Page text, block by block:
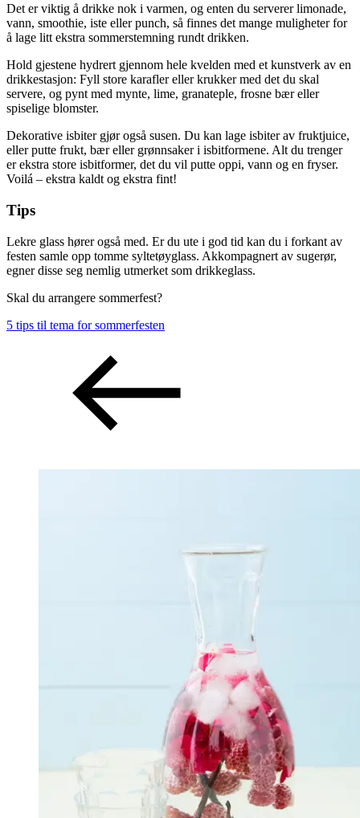
Det er viktig å drikke nok i varmen, og enten du serverer limonade,
vann, smoothie, iste eller punch, så finnes det mange muligheter for
å lage litt ekstra sommerstemning rundt drikken.
Hold gjestene hydrert gjennom hele kvelden med et kunstverk av en
drikkestasjon: Fyll store karafler eller krukker med det du skal
servere, og pynt med mynte, lime, granateple, frosne bær eller
spiselige blomster.
Dekorative isbiter gjør også susen. Du kan lage isbiter av fruktjuice,
eller putte frukt, bær eller grønnsaker i isbitformene. Alt du trenger
er ekstra store isbitformer, det du vil putte oppi, vann og en fryser.
Voilá – ekstra kaldt og ekstra fint!
Tips
Lekre glass hører også med. Er du ute i god tid kan du i forkant av
festen samle opp tomme syltetøyglass. Akkompagnert av sugerør,
egner disse seg nemlig utmerket som drikkeglass.
Skal du arrangere sommerfest?
5 tips til tema for sommerfesten